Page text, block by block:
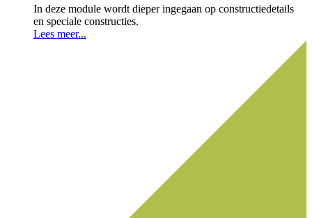
In deze module wordt dieper ingegaan op constructiedetails
en speciale constructies.
Lees meer...